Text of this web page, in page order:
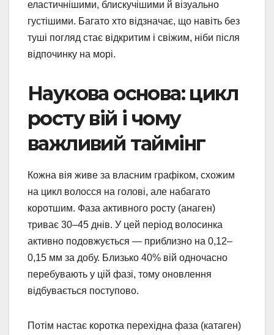
еластичнішими, блискучішими й візуально
густішими. Багато хто відзначає, що навіть без
туші погляд стає відкритим і свіжим, ніби після
відпочинку на морі.
Наукова основа: цикл
росту вій і чому
важливий таймінг
Кожна вія живе за власним графіком, схожим
на цикл волосся на голові, але набагато
коротшим. Фаза активного росту (анаген)
триває 30–45 днів. У цей період волосинка
активно подовжується — приблизно на 0,12–
0,15 мм за добу. Близько 40% вій одночасно
перебувають у цій фазі, тому оновлення
відбувається поступово.
Потім настає коротка перехідна фаза (катаген)